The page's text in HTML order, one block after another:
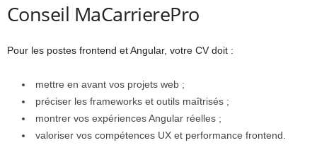
Conseil MaCarrierePro
Pour les postes frontend et Angular, votre CV doit :
mettre en avant vos projets web ;
préciser les frameworks et outils maîtrisés ;
montrer vos expériences Angular réelles ;
valoriser vos compétences UX et performance frontend.